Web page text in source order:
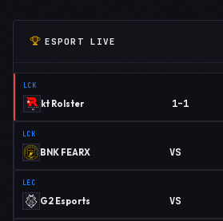
ESPORT LIVE
LCK
kt Rolster 1–1
LCK
BNK FEARX VS
LEC
G2 Esports VS